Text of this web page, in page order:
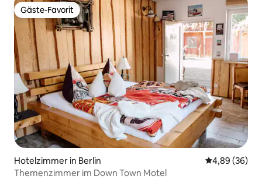
Gäste-Favorit
Gäste-Favorit
Hotelzimmer in Berlin
4,89 (36)
Themenzimmer im Down Town Motel